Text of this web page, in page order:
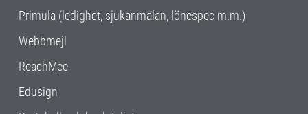
Primula (ledighet, sjukanmälan, lönespec m.m.)
Webbmejl
ReachMee
Edusign